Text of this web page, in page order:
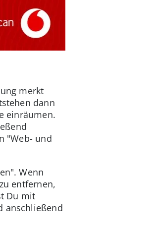
merkt
dann
einräumen.
"Web- und
Wenn
entfernen,
Du mit
anschließend